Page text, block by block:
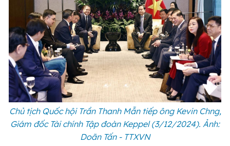
Chủ tịch Quốc hội Trần Thanh Mẫn tiếp ông Kevin Chng,
Giám đốc Tài chính Tập đoàn Keppel (3/12/2024). Ảnh:
Doãn Tấn - TTXVN